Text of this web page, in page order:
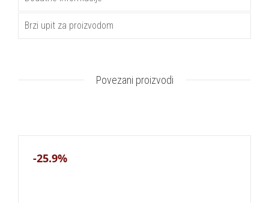
Brzi upit za proizvodom
Povezani proizvodi
-25.9%